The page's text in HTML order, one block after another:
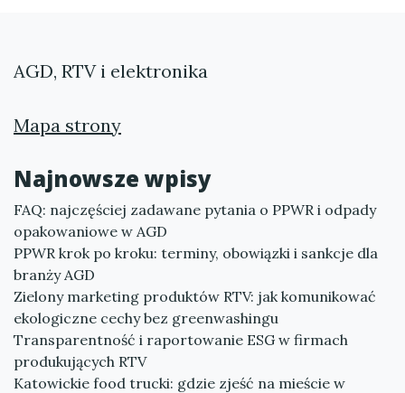
AGD, RTV i elektronika
Mapa strony
Najnowsze wpisy
FAQ: najczęściej zadawane pytania o PPWR i odpady
opakowaniowe w AGD
PPWR krok po kroku: terminy, obowiązki i sankcje dla
branży AGD
Zielony marketing produktów RTV: jak komunikować
ekologiczne cechy bez greenwashingu
Transparentność i raportowanie ESG w firmach
produkujących RTV
Katowickie food trucki: gdzie zjeść na mieście w